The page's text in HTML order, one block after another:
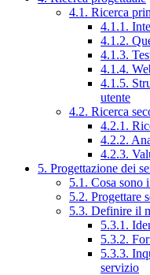
4.1. Ricerca
4.1.1.
4.1.2.
4.1.3.
4.1.4.
4.1.5.
utente
4.2. Ricerca
4.2.1.
4.2.2.
4.2.3.
5. Progettazione dei
5.1. Cosa sono
5.2. Progettare
5.3. Definire il
5.3.1.
5.3.2.
5.3.3.
servizio